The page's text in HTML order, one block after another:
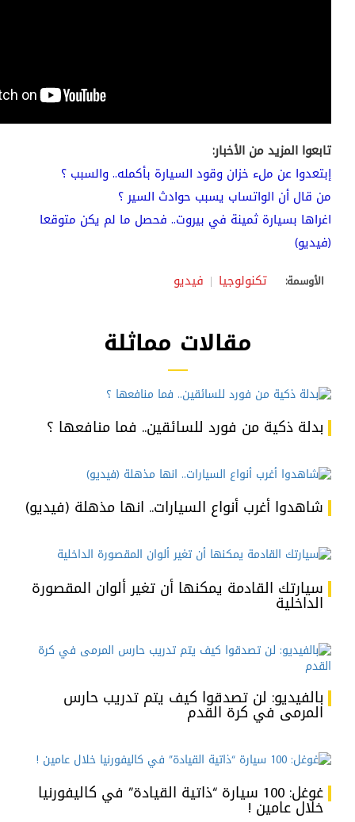
تابعوا المزيد من الأخبار:
إبتعدوا عن ملء خزان وقود السيارة بأكمله.. والسبب ؟
من قال أن الواتساب يسبب حوادث السير ؟
اغراها بسيارة ثمينة في بيروت.. فحصل ما لم يكن متوقعا
(فيديو)
الأوسمة: تكنولوجيا فيديو
مقالات مماثلة
بدلة ذكية من فورد للسائقين.. فما منافعها ؟
شاهدوا أغرب أنواع السيارات.. انها مذهلة (فيديو)
سيارتك القادمة يمكنها أن تغير ألوان المقصورة
الداخلية
بالفيديو: لن تصدقوا كيف يتم تدريب حارس
المرمى في كرة القدم
غوغل: 100 سيارة “ذاتية القيادة” في كاليفورنيا
خلال عامين !